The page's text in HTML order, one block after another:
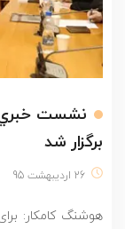
برگزار شد
26 اردیبهشت 95